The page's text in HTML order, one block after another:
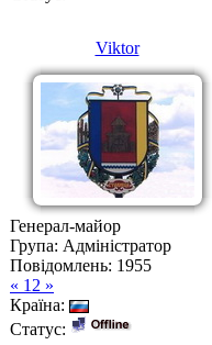
Viktor
Генерал-майор
Група: Адміністратор
Повідомлень: 1955
« 12 »
Країна:
Статус: